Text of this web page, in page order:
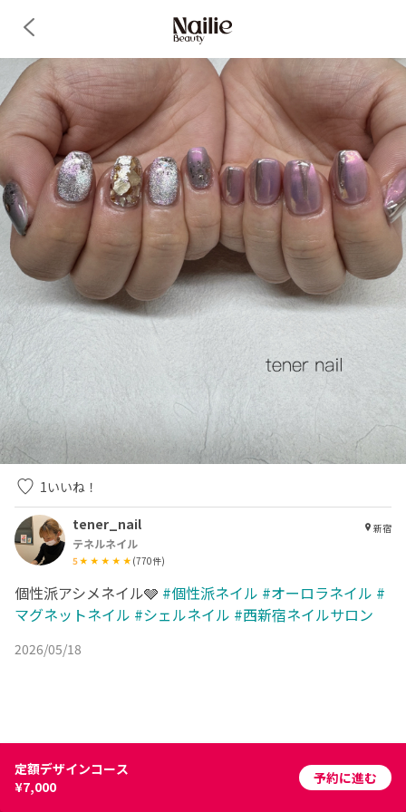
1いいね！
tener_nail
テネルネイル
5 (770件)
新宿
個性派アシメネイル🩶 #個性派ネイル #オーロラネイル #
マグネットネイル #シェルネイル #西新宿ネイルサロン
2026/05/18
定額デザインコース
¥7,000
予約に進む